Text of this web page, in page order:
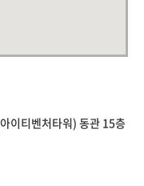
이티벤처타워) 동관 15층